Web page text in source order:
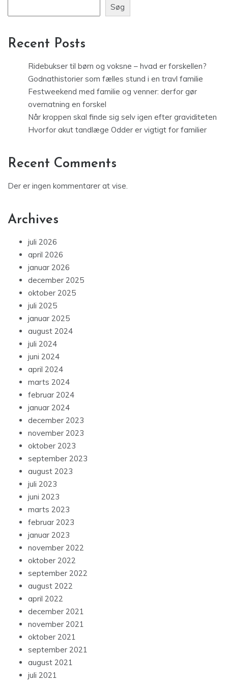
Søg
Recent Posts
Ridebukser til børn og voksne – hvad er forskellen?
Godnathistorier som fælles stund i en travl familie
Festweekend med familie og venner: derfor gør
overnatning en forskel
Når kroppen skal finde sig selv igen efter graviditeten
Hvorfor akut tandlæge Odder er vigtigt for familier
Recent Comments
Der er ingen kommentarer at vise.
Archives
juli 2026
april 2026
januar 2026
december 2025
oktober 2025
juli 2025
januar 2025
august 2024
juli 2024
juni 2024
april 2024
marts 2024
februar 2024
januar 2024
december 2023
november 2023
oktober 2023
september 2023
august 2023
juli 2023
juni 2023
marts 2023
februar 2023
januar 2023
november 2022
oktober 2022
september 2022
august 2022
april 2022
december 2021
november 2021
oktober 2021
september 2021
august 2021
juli 2021